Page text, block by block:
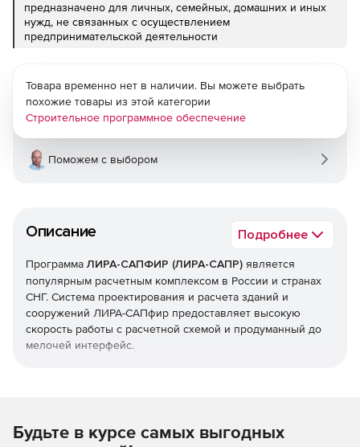
предназначено для личных, семейных, домашних и иных
нужд, не связанных с осуществлением
предпринимательской деятельности
Описание Подробнее
Программа ЛИРА-САПФИР (ЛИРА-САПР) является
популярным расчетным комплексом в России и странах
СНГ. Cистема проектирования и расчета зданий и
сооружений ЛИРА-САПфир предоставляет высокую
скорость работы с расчетной схемой и продуманный до
мелочей интерфейс.
расчетной схемы.
Товара временно нет в наличии. Вы можете выбрать
похожие товары из этой категории
Строительное программное обеспечение
Поможем с выбором
Будьте в курсе самых выгодных